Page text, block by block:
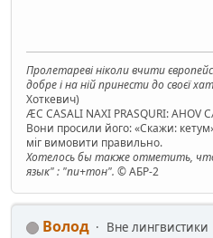
Пролетареві ніколи вчити
добре і на ній принести до своєї
Хоткевич)
ÆC CASALI NAXI PRASQURI: AHOV
Вони просили його: «Скажи:
міг вимовити правильно.
Хотелось бы также отметить,
язык" : "пи+тон". © АБР-2
Волод
Вне лингвистики